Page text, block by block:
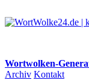
Wortwolken-
Archiv Kontakt